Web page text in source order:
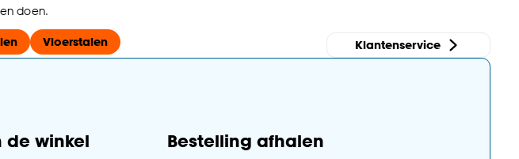
doen.
Vloerstalen Klantenservice
de winkel Bestelling afhalen